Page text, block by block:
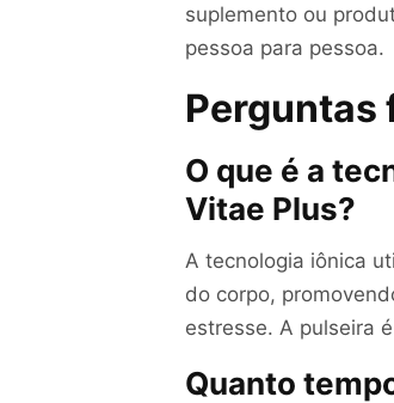
suplemento ou
pessoa para pessoa.
Perguntas
O que é a
Vitae Plus?
A tecnologia iônica
do corpo,
estresse. A pulseira
Quanto